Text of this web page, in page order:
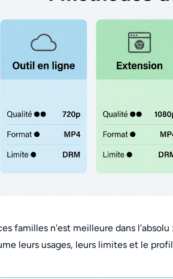
familles n'est meilleure dans
leurs usages, leurs limites et le